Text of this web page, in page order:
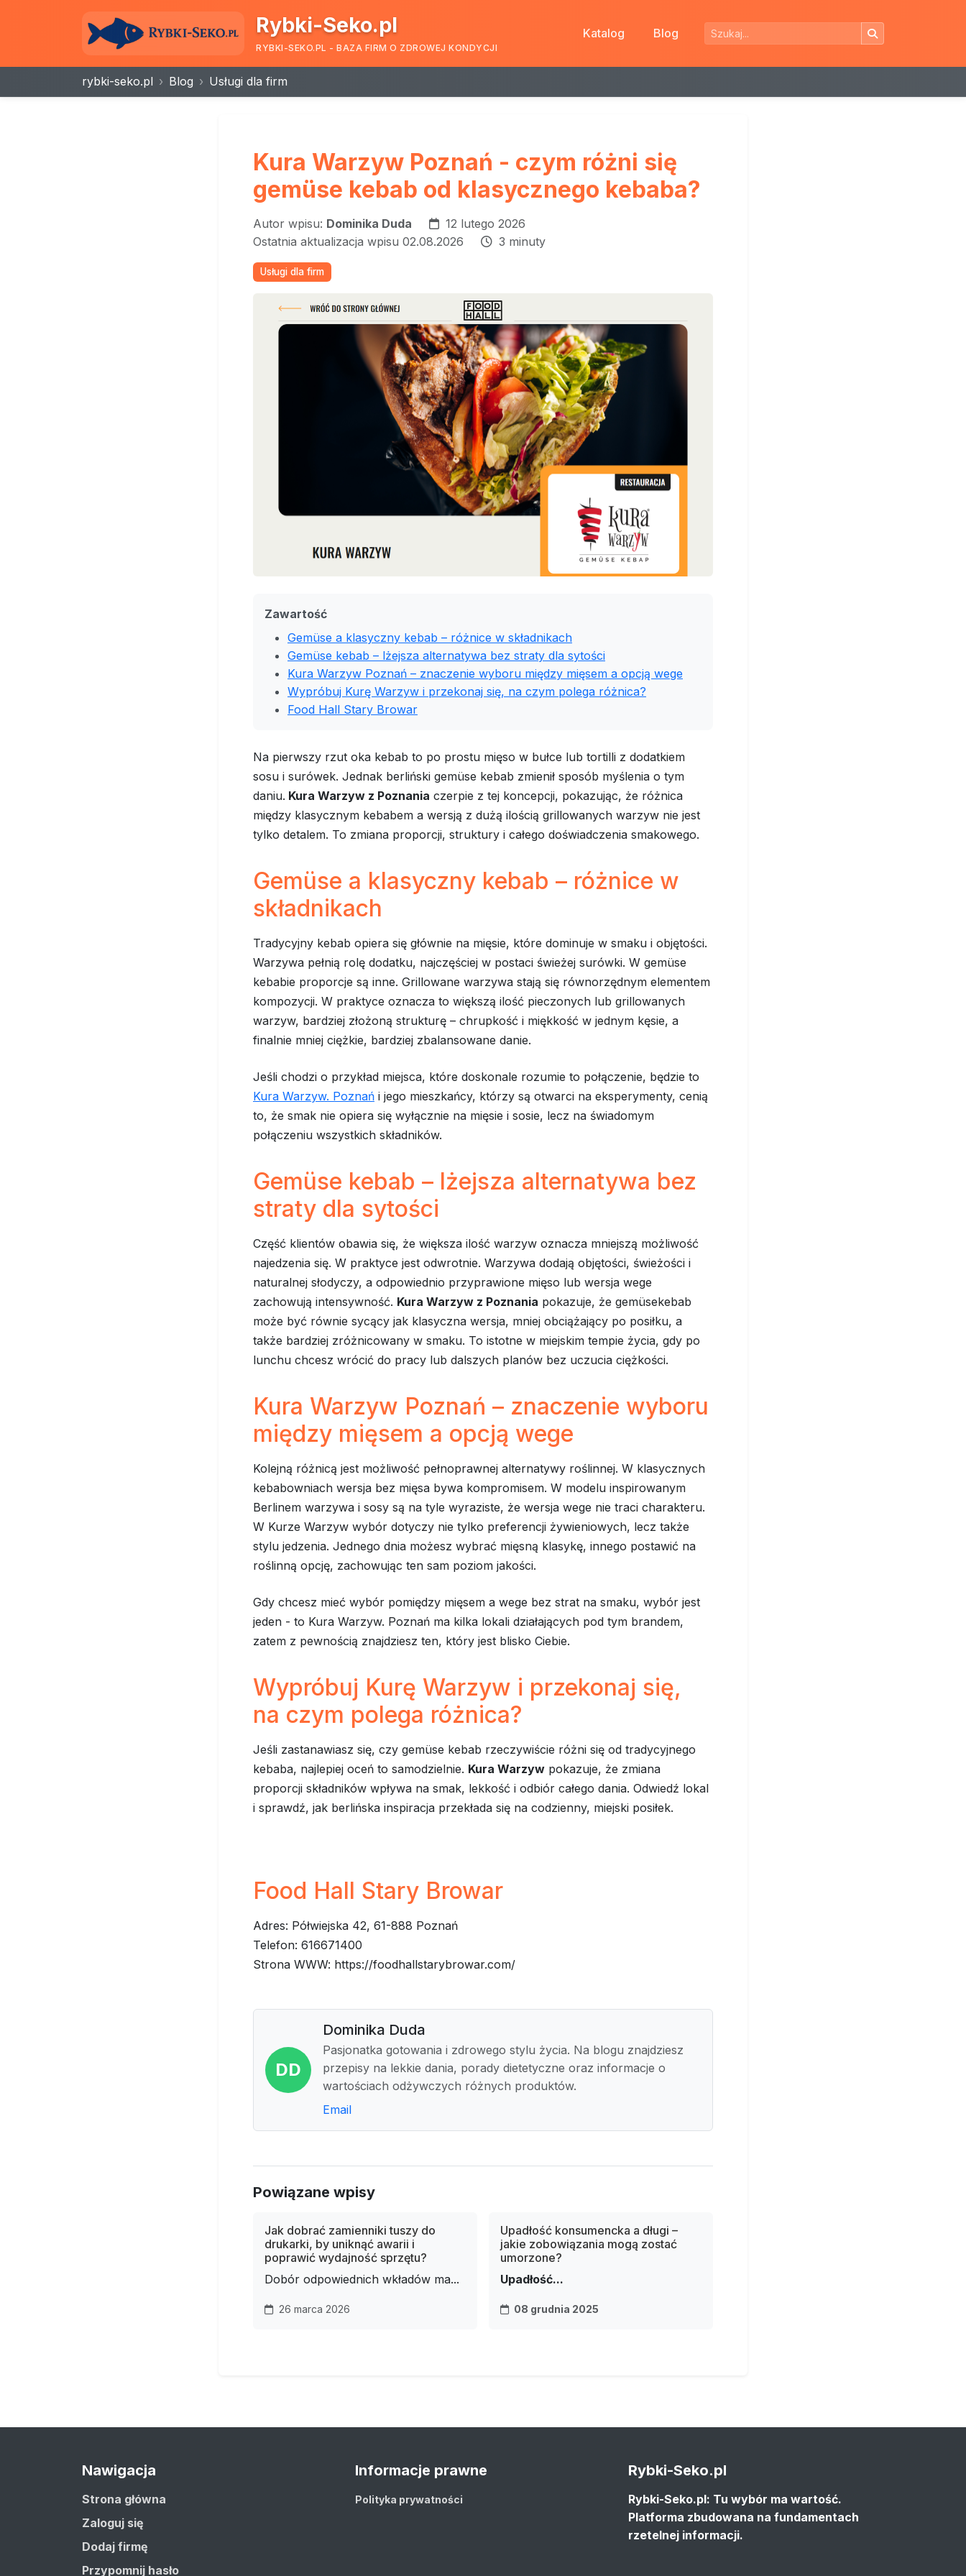
Rybki-Seko.pl
RYBKI-SEKO.PL - BAZA FIRM O ZDROWEJ KONDYCJI
Katalog Blog
rybki-seko.pl Blog Usługi dla firm
Kura Warzyw Poznań - czym różni się
gemüse kebab od klasycznego kebaba?
Autor wpisu: Dominika Duda
12 lutego 2026
Ostatnia aktualizacja wpisu 02.08.2026
3 minuty
Usługi dla firm
Zawartość
Gemüse a klasyczny kebab – różnice w składnikach
Gemüse kebab – lżejsza alternatywa bez straty dla sytości
Kura Warzyw Poznań – znaczenie wyboru między mięsem a opcją wege
Wypróbuj Kurę Warzyw i przekonaj się, na czym polega różnica?
Food Hall Stary Browar
Na pierwszy rzut oka kebab to po prostu mięso w bułce lub tortilli z dodatkiem
sosu i surówek. Jednak berliński gemüse kebab zmienił sposób myślenia o tym
daniu. Kura Warzyw z Poznania czerpie z tej koncepcji, pokazując, że różnica
między klasycznym kebabem a wersją z dużą ilością grillowanych warzyw nie jest
tylko detalem. To zmiana proporcji, struktury i całego doświadczenia smakowego.
Gemüse a klasyczny kebab – różnice w
składnikach
Tradycyjny kebab opiera się głównie na mięsie, które dominuje w smaku i objętości.
Warzywa pełnią rolę dodatku, najczęściej w postaci świeżej surówki. W gemüse
kebabie proporcje są inne. Grillowane warzywa stają się równorzędnym elementem
kompozycji. W praktyce oznacza to większą ilość pieczonych lub grillowanych
warzyw, bardziej złożoną strukturę – chrupkość i miękkość w jednym kęsie, a
finalnie mniej ciężkie, bardziej zbalansowane danie.
Jeśli chodzi o przykład miejsca, które doskonale rozumie to połączenie, będzie to
Kura Warzyw. Poznań i jego mieszkańcy, którzy są otwarci na eksperymenty, cenią
to, że smak nie opiera się wyłącznie na mięsie i sosie, lecz na świadomym
połączeniu wszystkich składników.
Gemüse kebab – lżejsza alternatywa bez
straty dla sytości
Część klientów obawia się, że większa ilość warzyw oznacza mniejszą możliwość
najedzenia się. W praktyce jest odwrotnie. Warzywa dodają objętości, świeżości i
naturalnej słodyczy, a odpowiednio przyprawione mięso lub wersja wege
zachowują intensywność. Kura Warzyw z Poznania pokazuje, że gemüsekebab
może być równie sycący jak klasyczna wersja, mniej obciążający po posiłku, a
także bardziej zróżnicowany w smaku. To istotne w miejskim tempie życia, gdy po
lunchu chcesz wrócić do pracy lub dalszych planów bez uczucia ciężkości.
Kura Warzyw Poznań – znaczenie wyboru
między mięsem a opcją wege
Kolejną różnicą jest możliwość pełnoprawnej alternatywy roślinnej. W klasycznych
kebabowniach wersja bez mięsa bywa kompromisem. W modelu inspirowanym
Berlinem warzywa i sosy są na tyle wyraziste, że wersja wege nie traci charakteru.
W Kurze Warzyw wybór dotyczy nie tylko preferencji żywieniowych, lecz także
stylu jedzenia. Jednego dnia możesz wybrać mięsną klasykę, innego postawić na
roślinną opcję, zachowując ten sam poziom jakości.
Gdy chcesz mieć wybór pomiędzy mięsem a wege bez strat na smaku, wybór jest
jeden - to Kura Warzyw. Poznań ma kilka lokali działających pod tym brandem,
zatem z pewnością znajdziesz ten, który jest blisko Ciebie.
Wypróbuj Kurę Warzyw i przekonaj się,
na czym polega różnica?
Jeśli zastanawiasz się, czy gemüse kebab rzeczywiście różni się od tradycyjnego
kebaba, najlepiej oceń to samodzielnie. Kura Warzyw pokazuje, że zmiana
proporcji składników wpływa na smak, lekkość i odbiór całego dania. Odwiedź lokal
i sprawdź, jak berlińska inspiracja przekłada się na codzienny, miejski posiłek.
Food Hall Stary Browar
Adres: Półwiejska 42, 61-888 Poznań
Telefon: 616671400
Strona WWW: https://foodhallstarybrowar.com/
DD
Dominika Duda
Pasjonatka gotowania i zdrowego stylu życia. Na blogu znajdziesz
przepisy na lekkie dania, porady dietetyczne oraz informacje o
wartościach odżywczych różnych produktów.
Email
Powiązane wpisy
Jak dobrać zamienniki tuszy do
drukarki, by uniknąć awarii i
poprawić wydajność sprzętu?
Dobór odpowiednich wkładów ma...
26 marca 2026
Upadłość konsumencka a długi –
jakie zobowiązania mogą zostać
umorzone?
Upadłość...
08 grudnia 2025
Nawigacja
Strona główna
Zaloguj się
Dodaj firmę
Przypomnij hasło
Informacje prawne
Polityka prywatności
Rybki-Seko.pl
Rybki-Seko.pl: Tu wybór ma wartość.
Platforma zbudowana na fundamentach
rzetelnej informacji.